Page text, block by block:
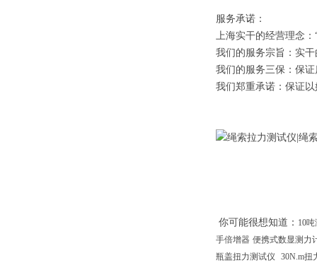
服务承诺：
上海实干的经营理念
我们的服务宗旨：实
我们的服务三保：保
我们郑重承诺：保证
你可能很想知道 ： 10
手倍增器 便携式数显测力
瓶盖扭力测试仪
30N.m扭